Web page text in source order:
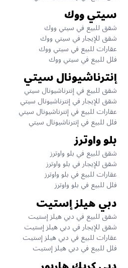
سيتي ووك
شقق للبيع في سيتي ووك
شقق للإيجار في سيتي ووك
عقارات للبيع في سيتي ووك
فلل للبيع في سيتي ووك
إنترناشيونال سيتي
شقق للبيع في إنترناشيونال سيتي
شقق للإيجار في إنترناشيونال سيتي
عقارات للبيع في إنترناشيونال سيتي
فلل للبيع في إنترناشيونال سيتي
بلو واوترز
شقق للبيع في بلو واوترز
شقق للإيجار في بلو واوترز
عقارات للبيع في بلو واوترز
فلل للبيع في بلو واوترز
دبي هيلز إستيت
شقق للبيع في دبي هيلز إستيت
شقق للإيجار في دبي هيلز إستيت
عقارات للبيع في دبي هيلز إستيت
فلل للبيع في دبي هيلز إستيت